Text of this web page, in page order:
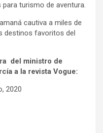
turismo de aventura.
cautiva a miles de
destinos favoritos del
del ministro de
a la revista Vogue:
2020